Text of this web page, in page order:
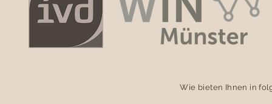
Wie bieten Ihnen in